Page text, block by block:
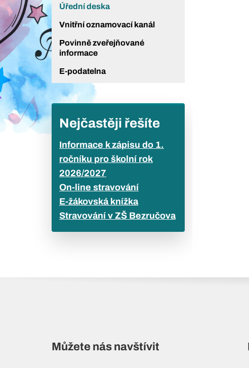
Úřední deska
Vnitřní oznamovací kanál
Povinně zveřejňované
informace
E-podatelna
Nejčastěji řešíte
Informace k zápisu do 1.
ročníku pro školní rok
2026/2027
On-line stravování
E-žákovská knížka
Stravování v ZŠ Bezručova
Můžete nás navštívit